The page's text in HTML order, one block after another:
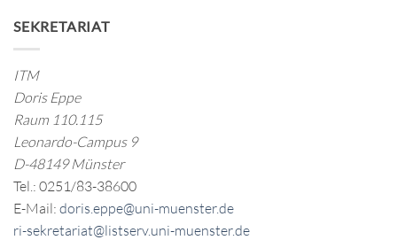
SEKRETARIAT
ITM
Doris Eppe
Raum 110.115
Leonardo-Campus 9
D-48149 Münster
Tel.: 0251/83-38600
E-Mail: doris.eppe@uni-muenster.de
ri-sekretariat@listserv.uni-muenster.de